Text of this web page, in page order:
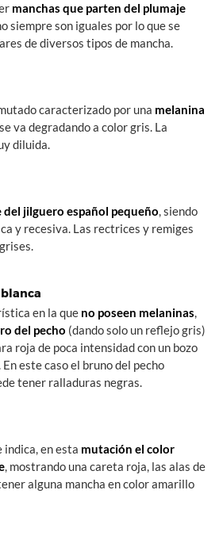
manchas que parten del plumaje
siempre son iguales por lo que se
de diversos tipos de mancha.
caracterizado por una melanina
va degradando a color gris. La
diluida.
del jilguero español pequeño, siendo
y recesiva. Las rectrices y remiges
en la que no poseen melaninas,
del pecho (dando solo un reflejo gris)
roja de poca intensidad con un bozo
este caso el bruno del pecho
tener ralladuras negras.
indica, en esta mutación el color
, mostrando una careta roja, las alas de
alguna mancha en color amarillo